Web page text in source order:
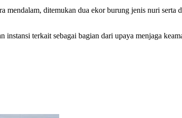
mendalam, ditemukan dua ekor burung jenis nuri serta
terkait sebagai bagian dari upaya menjaga